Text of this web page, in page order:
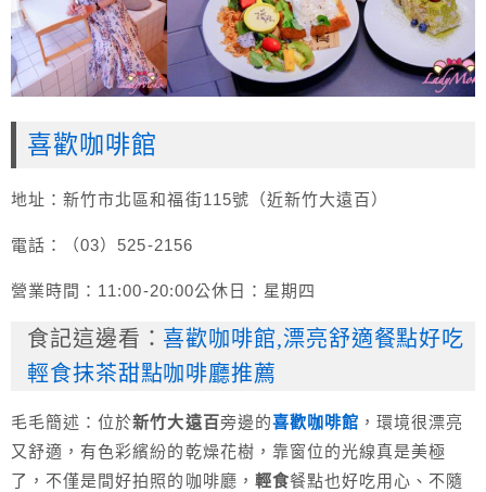
喜歡咖啡館
地址：新竹市北區和福街115號（近新竹大遠百）
電話：（03）525-2156
營業時間：11:00-20:00公休日：星期四
食記這邊看： 喜歡咖啡館,漂亮舒適餐點好吃
輕食抹茶甜點咖啡廳推薦
毛毛簡述：位於新竹大遠百旁邊的喜歡咖啡館 ，環境很漂亮
又舒適，有色彩繽紛的乾燥花樹，靠窗位的光線真是美極
了，不僅是間好拍照的咖啡廳， 輕食餐點也好吃用心、不隨